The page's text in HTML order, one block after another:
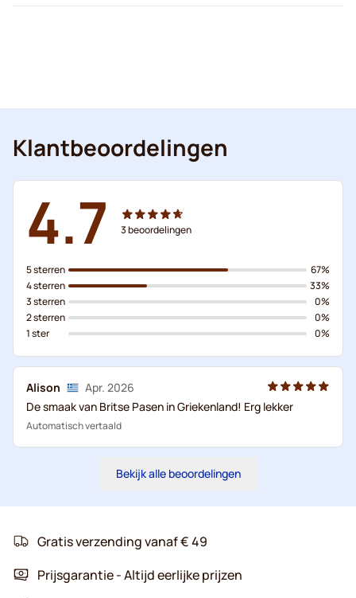
Klantbeoordelingen
4.7 3beoordelingen
5 sterren
4 sterren
3 sterren
2 sterren
1 ster
67%
33%
0%
0%
0%
Alison
Apr. 2026
De smaak van Britse Pasen in Griekenland! Erg lekker
Automatisch vertaald
Bekijk alle beoordelingen
Gratis verzending vanaf € 49
Prijsgarantie - Altijd eerlijke prijzen